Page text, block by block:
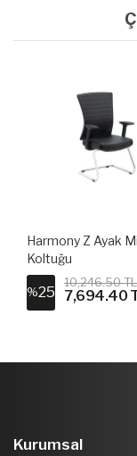
Harmony Z Ayak
Koltuğu
%25
10,246.50 TL
7,694.40
Kurumsal